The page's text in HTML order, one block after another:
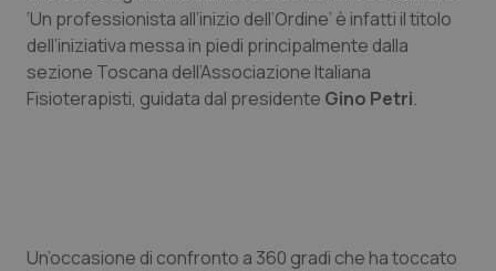
Friuli Venezia Giulia
Lazio
Dermatite Atopica
Diabete & glucometri
‘Un professionista all’inizio dell’Ordine’ è infatti il titolo
dell’iniziativa messa in piedi principalmente dalla
sezione Toscana dell’Associazione Italiana
Fisioterapisti, guidata dal presidente Gino Petri.
Un’occasione di confronto a 360 gradi che ha toccato